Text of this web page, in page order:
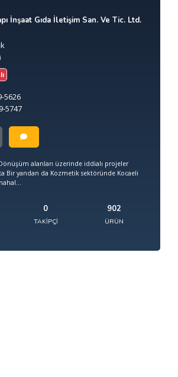
İnşaat Gıda İletişim San. Ve Tic. Ltd.
5626
5747
alanları üzerinde iddialı projeler
Bir yandan da Kozmetik sektöründe Kocaeli
0
TAKIPÇI
902
ÜRÜN